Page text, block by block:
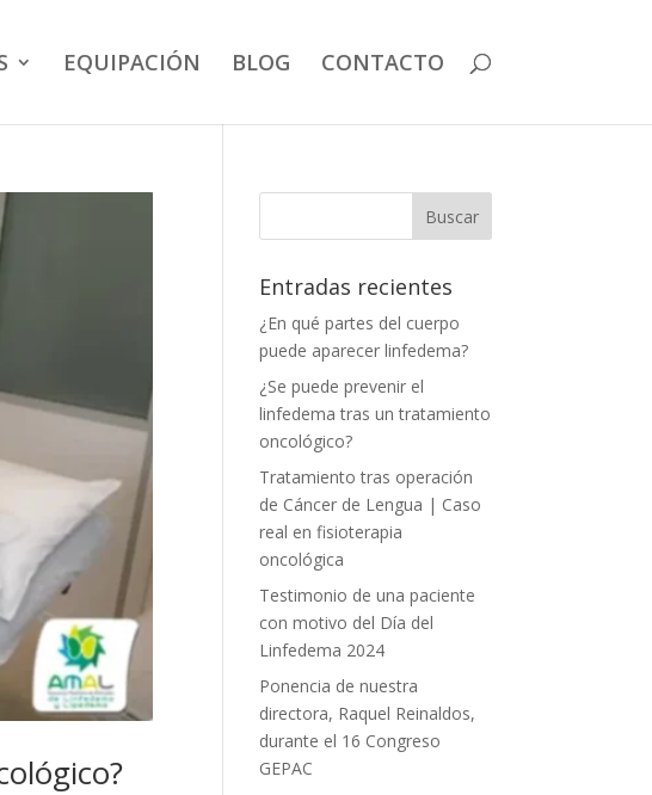
EQUIPACIÓN BLOG CONTACTO
Entradas recientes
¿En qué partes del cuerpo
puede aparecer linfedema?
¿Se puede prevenir el
linfedema tras un tratamiento
oncológico?
Tratamiento tras operación
de Cáncer de Lengua | Caso
real en fisioterapia
oncológica
Testimonio de una paciente
con motivo del Día del
Linfedema 2024
Ponencia de nuestra
directora, Raquel Reinaldos,
durante el 16 Congreso
GEPAC